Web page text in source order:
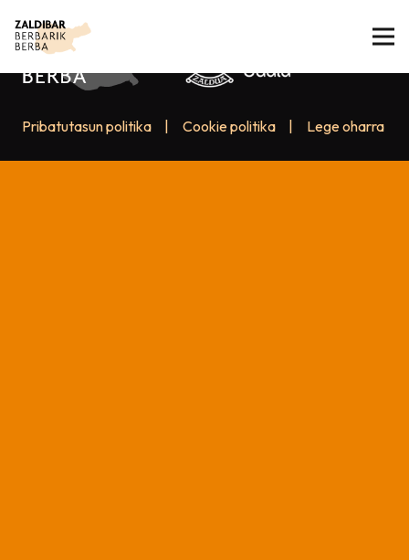
Pribatutasun politika Cookie politika Lege oharra